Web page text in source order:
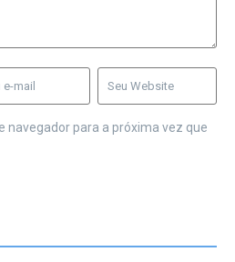
navegador para a próxima vez que